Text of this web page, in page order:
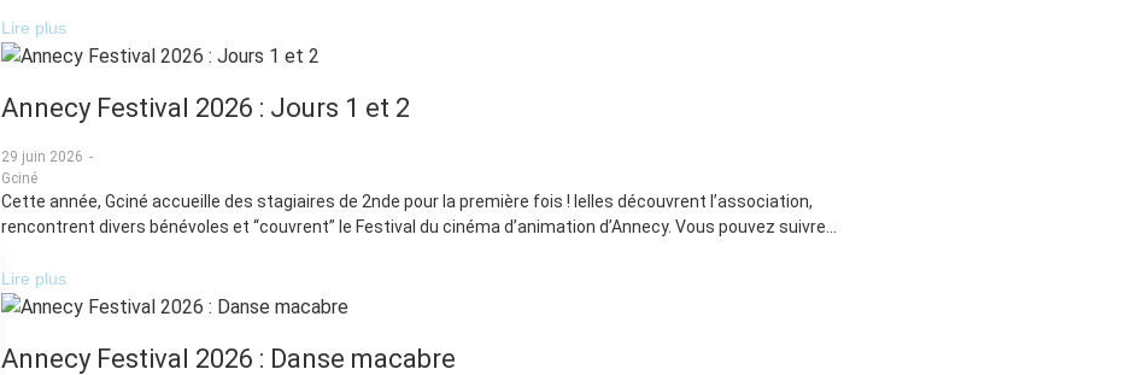
Lire plus
Annecy Festival 2026 : Jours 1 et 2
29 juin 2026 -
Gciné
Cette année, Gciné accueille des stagiaires de 2nde pour la première fois ! Ielles découvrent l’association,
rencontrent divers bénévoles et “couvrent” le Festival du cinéma d’animation d’Annecy. Vous pouvez suivre...
Lire plus
Annecy Festival 2026 : Danse macabre